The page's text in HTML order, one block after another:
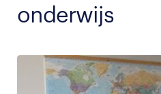
onderwijs